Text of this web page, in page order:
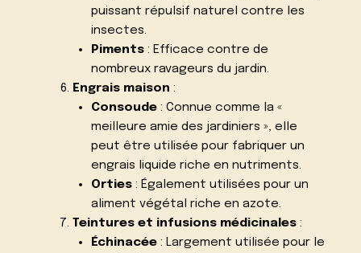
puissant répulsif naturel contre les
insectes.
Piments: Efficace contre de
nombreux ravageurs du jardin.
Engrais maison :
Consoude: Connue comme la «
meilleure amie des jardiniers », elle
peut être utilisée pour fabriquer un
engrais liquide riche en nutriments.
Orties: Également utilisées pour un
aliment végétal riche en azote.
Teintures et infusions médicinales:
Échinacée: Largement utilisée pour le